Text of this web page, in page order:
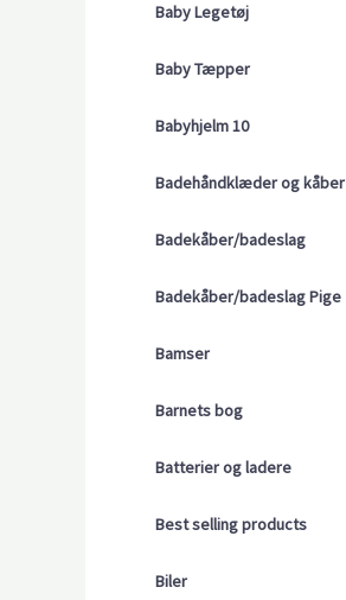
Baby Legetøj
Baby Tæpper
Babyhjelm 10
Badehåndklæder og kåber
Badekåber/badeslag
Badekåber/badeslag Pige
Bamser
Barnets bog
Batterier og ladere
Best selling products
Biler